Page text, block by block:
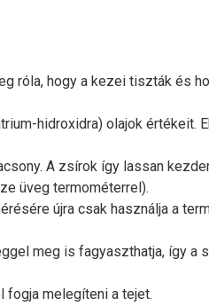
róla, hogy a kezei tiszták és
hidroxidra) olajok értékeit.
A zsírok így lassan
üveg termométerrel).
újra csak használja a
meg is fagyaszthatja, így a
fogja melegíteni a tejet.